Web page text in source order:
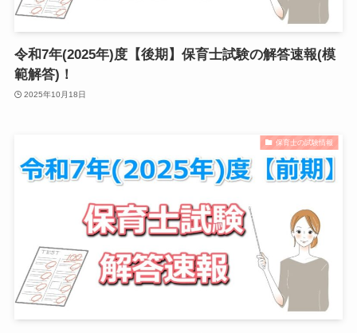
令和7年(2025年)度【後期】保育士試験の解答速報(模
範解答)！
2025年10月18日
保育士の試験情報